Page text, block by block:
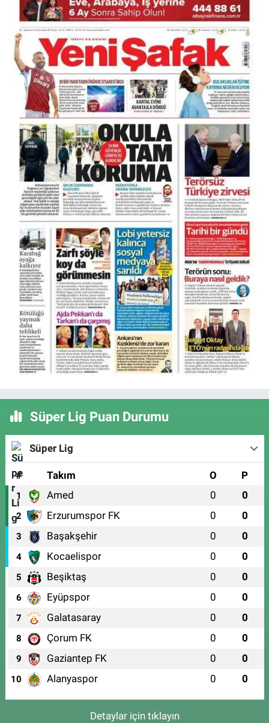
Süper Lig Puan Durumu
Süper Lig
# Takım O P
1 Amed 0 0
2 Erzurumspor FK 0 0
3 Başakşehir 0 0
4 Kocaelispor 0 0
5 Beşiktaş 0 0
6 Eyüpspor 0 0
7 Galatasaray 0 0
8 Çorum FK 0 0
9 Gaziantep FK 0 0
10 Alanyaspor 0 0
Detaylar için tıklayın